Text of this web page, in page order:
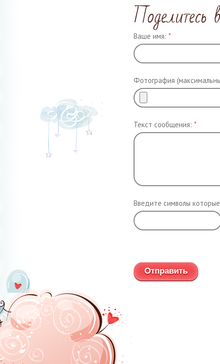
Поделитесь
Ваше имя: *
Фотография
Текст сообщения: *
Введите символы